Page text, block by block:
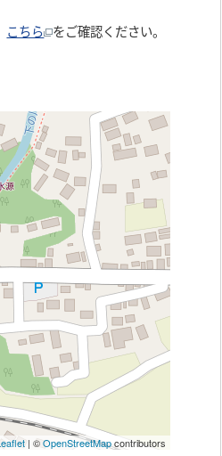
こちら をご確認ください。